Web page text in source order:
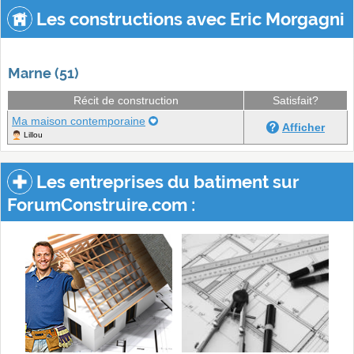
Les constructions avec Eric Morgagni
Marne (51)
Récit de construction
Satisfait?
Ma maison contemporaine
Lillou
Afficher
Les entreprises du batiment sur
ForumConstruire.com :